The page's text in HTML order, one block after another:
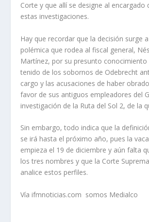
Corte y que allí se designe al encargado
estas investigaciones.
Hay que recordar que la decisión surge
polémica que rodea al fiscal general,
Martínez, por su presunto conocimiento
tenido de los sobornos de Odebrecht
cargo y las acusaciones de haber
favor de sus antiguos empleadores del
investigación de la Ruta del Sol 2, de la
Sin embargo, todo indica que la
se irá hasta el próximo año, pues la
empieza el 19 de diciembre y aún falta
los tres nombres y que la Corte
analice estos perfiles.
Vía ifmnoticias.com somos Medialco